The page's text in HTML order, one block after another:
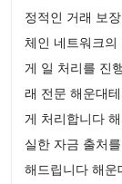
정적인 거래 보
체인 네트워크
게 일 처리를 진
래 전문 해운대
게 처리합니다
실한 자금 출처
해드립니다 해운